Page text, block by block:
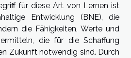
für diese Art von Lernen ist
Entwicklung (BNE), die
die Fähigkeiten, Werte und
die für die Schaffung
Zukunft notwendig sind. Durch